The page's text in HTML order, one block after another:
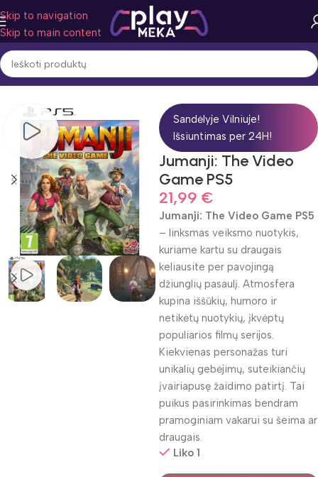
Skip to navigation
Skip to main content
Pradžia Žaidimo žanras Veiksmas
Sandėlyje Vilniuje!
Išsiuntimas per 24H!
Jumanji: The Video
Game PS5
21,99 €
Jumanji: The Video Game PS5
– linksmas veiksmo nuotykis,
kuriame kartu su draugais
keliausite per pavojingą
džiunglių pasaulį. Atmosfera
kupina iššūkių, humoro ir
netikėtų nuotykių, įkvėptų
populiarios filmų serijos.
Kiekvienas personažas turi
unikalių gebėjimų, suteikiančių
įvairiapusę žaidimo patirtį. Tai
puikus pasirinkimas bendram
pramoginiam vakarui su šeima ar
draugais.
Liko 1